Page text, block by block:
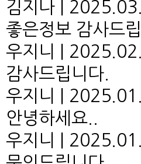
김지나
좋은정보 감사드
우지니
감사드립니다.
우지니
안녕하세요..
우지니